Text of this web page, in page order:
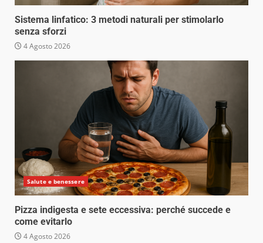
Sistema linfatico: 3 metodi naturali per stimolarlo
senza sforzi
4 Agosto 2026
Salute e benessere
Pizza indigesta e sete eccessiva: perché succede e
come evitarlo
4 Agosto 2026